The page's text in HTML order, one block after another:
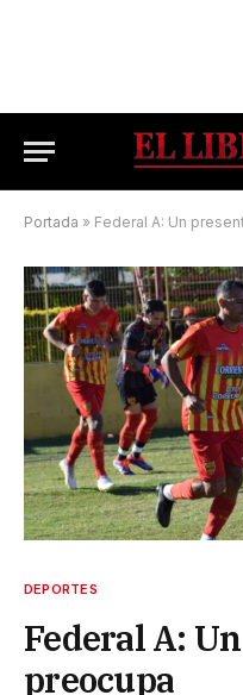
Portada » Federal A: Un
DEPORTES
Federal A:
preocupa